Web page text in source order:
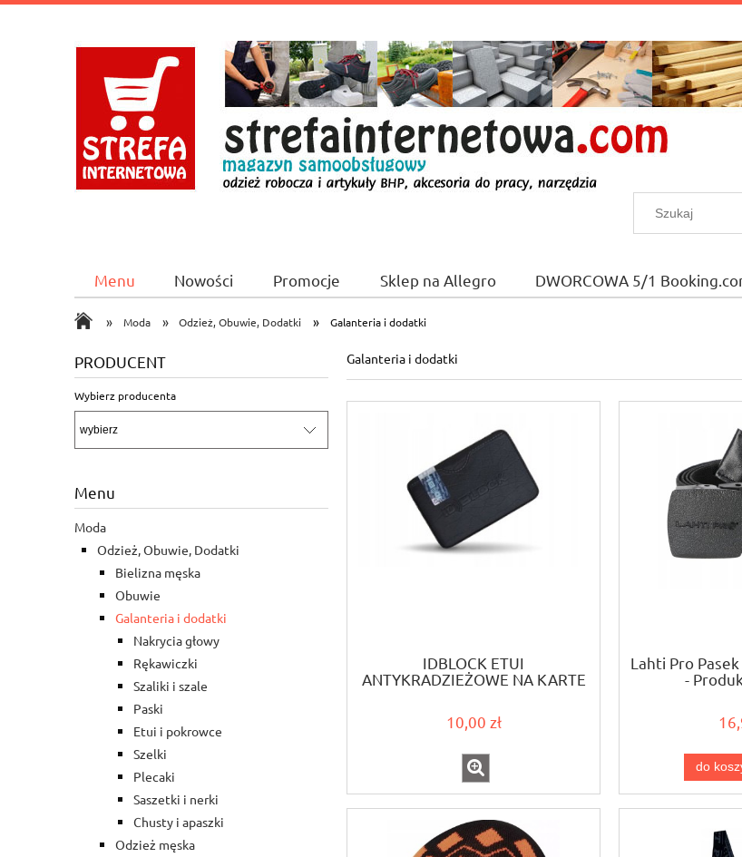
Menu Nowości Promocje Sklep na Allegro DWORCOWA 5/1
CICHA 2A/1 Booking.com
» Moda » Odzież, Obuwie, Dodatki » Galanteria i dodatki
PRODUCENT
Wybierz producenta
Menu
Moda
Odzież, Obuwie, Dodatki
Bielizna męska
Obuwie
Galanteria i dodatki
Nakrycia głowy
Rękawiczki
Szaliki i szale
Paski
Etui i pokrowce
Szelki
Plecaki
Saszetki i nerki
Chusty i apaszki
Odzież męska
Galanteria i dodatki
IDBLOCK ETUI
ANTYKRADZIEŻOWE NA KARTE
10,00 zł
Lahti Pro
-
do